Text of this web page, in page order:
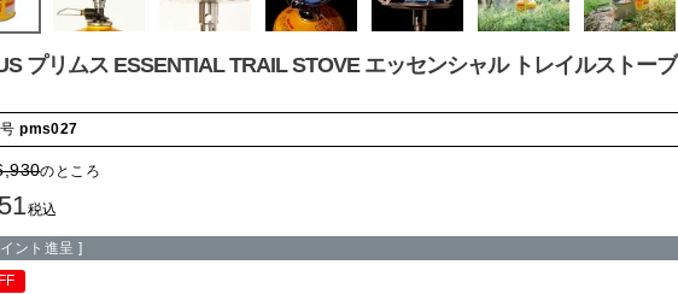
プリムス ESSENTIAL TRAIL STOVE エッセンシャル トレイルストーブ
pms027
のところ
税込
ント進呈 ]